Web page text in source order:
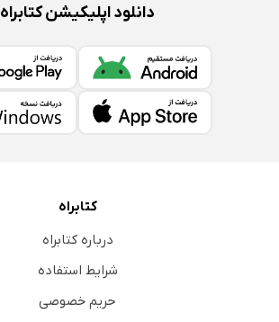
دانلود اپلیکیشن کتابراه
کتابراه
درباره کتابراه
شرایط استفاده
حریم خصوصی